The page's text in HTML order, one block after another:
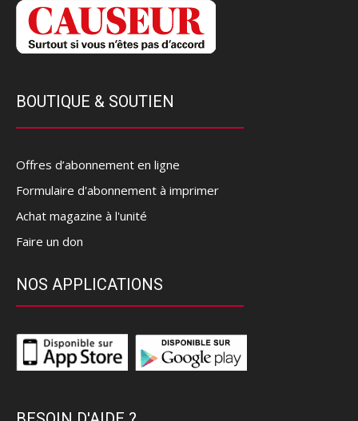
BOUTIQUE & SOUTIEN
Offres d’abonnement en ligne
Formulaire d'abonnement à imprimer
Achat magazine à l'unité
Faire un don
NOS APPLICATIONS